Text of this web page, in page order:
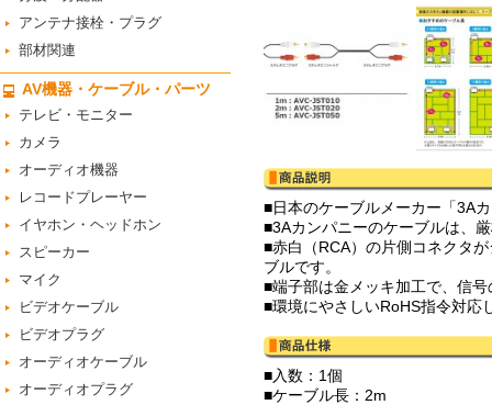
アンテナ接栓・プラグ
部材関連
AV機器・ケーブル・パーツ
テレビ・モニター
カメラ
オーディオ機器
レコードプレーヤー
イヤホン・ヘッドホン
スピーカー
マイク
ビデオケーブル
ビデオプラグ
オーディオケーブル
オーディオプラグ
■日本のケーブルメーカー「3A
■3Aカンパニーのケーブルは、
■赤白（RCA）の片側コネクタ
ブルです。
■端子部は金メッキ加工で、信
■環境にやさしいRoHS指令対応
■入数：1個
■ケーブル長：2m